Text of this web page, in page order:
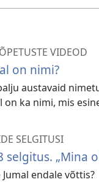
VIDEOD
on nimi?
austavaid
on ka nimi, mis
SELGITUSI
selgitus. „Mina
endale võttis?